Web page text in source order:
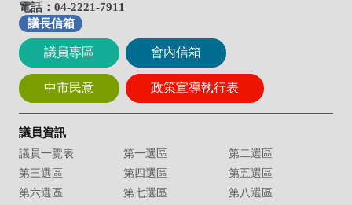
電話：04-2221-7911
議長信箱
議員專區 會內信箱
中市民意 政策宣導執行表
議員資訊
議員一覽表 第一選區
第二選區
第三選區
第四選區
第五選區
第六選區
第七選區
第八選區